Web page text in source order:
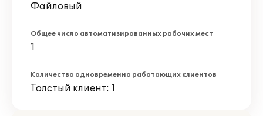
Файловый
Общее число автоматизированных рабочих мест
1
Количество одновременно работающих клиентов
Толстый клиент: 1